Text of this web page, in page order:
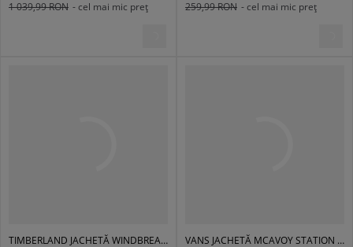
1 039,99 RON - cel mai mic preț 259,99 RON - cel mai mic preț
TIMBERLAND JACHETĂ WINDBREAKER FULL-ZIP JACKET
VANS JACHETĂ MCAVOY STATION JACKET